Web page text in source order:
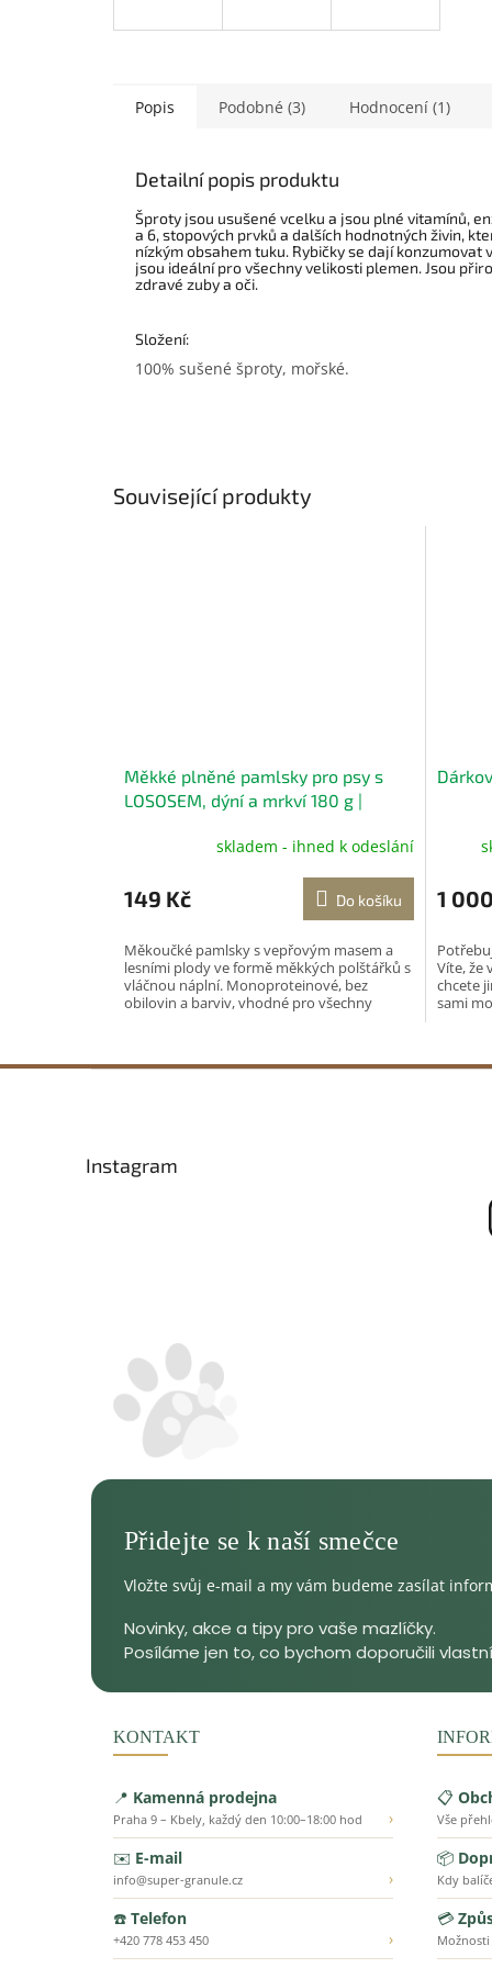
Popis Podobné (3) Hodnocení (1)
Detailní popis produktu
Šproty jsou usušené vcelku a jsou plné vitamínů,
a 6, stopových prvků a dalších hodnotných živin,
nízkým obsahem tuku. Rybičky se dají
jsou ideální pro všechny velikosti plemen. Jsou
zdravé zuby a oči.
Složení:
100% sušené šproty, mořské.
Související produkty
Měkké plněné pamlsky pro psy s
LOSOSEM, dýní a mrkví 180 g |
skladem - ihned k odeslání
149 Kč Do košíku
Měkoučké pamlsky s vepřovým masem a
lesními plody ve formě měkkých polštářků s
vláčnou náplní. Monoproteinové, bez
obilovin a barviv, vhodné pro všechny
1
Víte, že
chcete
sami
Instagram
Vložte svůj e-mail a my vám budeme zasílat
KONTAKT
📍 Kamenná prodejna
Praha 9 – Kbely, každý den 10:00–18:00 hod
›
✉️ E-mail
info@super-granule.cz
›
☎️ Telefon
+420 778 453 450 ›
📋
Vše
📦
Kdy
💳